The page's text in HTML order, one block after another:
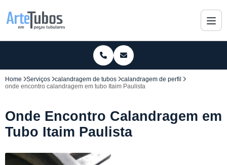
Home Serviços calandragem de tubos
calandragem de perfil
onde encontro calandragem em tubo Itaim Paulista
Onde Encontro Calandragem em
Tubo Itaim Paulista